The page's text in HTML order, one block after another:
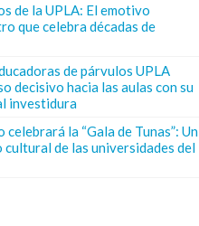
de la UPLA: El emotivo
que celebra décadas de
de párvulos UPLA
decisivo hacia las aulas con su
investidura
celebrará la “Gala de Tunas”: Un
cultural de las universidades del